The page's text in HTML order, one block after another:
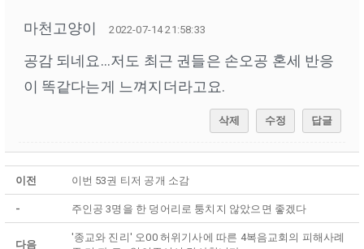
마천고양이 2022-07-14 21:58:33
공감 되네요...저도 최근 권들은 손오공 혼세 반응
이 똑같다는게 느껴지더라고요.
삭제 수정 답글
이전 이번 53권 티저 공개 소감
- 주인공 3명을 한 덩어리로 퉁치지 않았으면 좋겠다
다음
'종교와 진리' 오00 허위기사에 따른 4복음교회의 피해사례